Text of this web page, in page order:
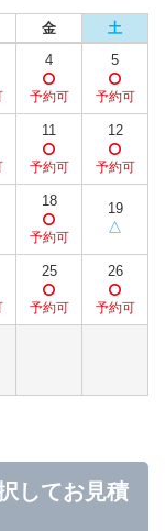
金
土
4 5
11 12
18 19
25 26
してお見積